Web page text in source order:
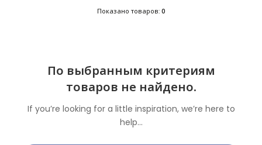
Показано товаров:0
По выбранным критериям
товаров не найдено.
If you’re looking for a little inspiration, we’re here to
help...